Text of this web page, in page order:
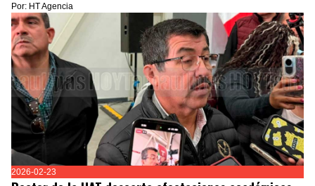
Por: HT Agencia
2026-02-23